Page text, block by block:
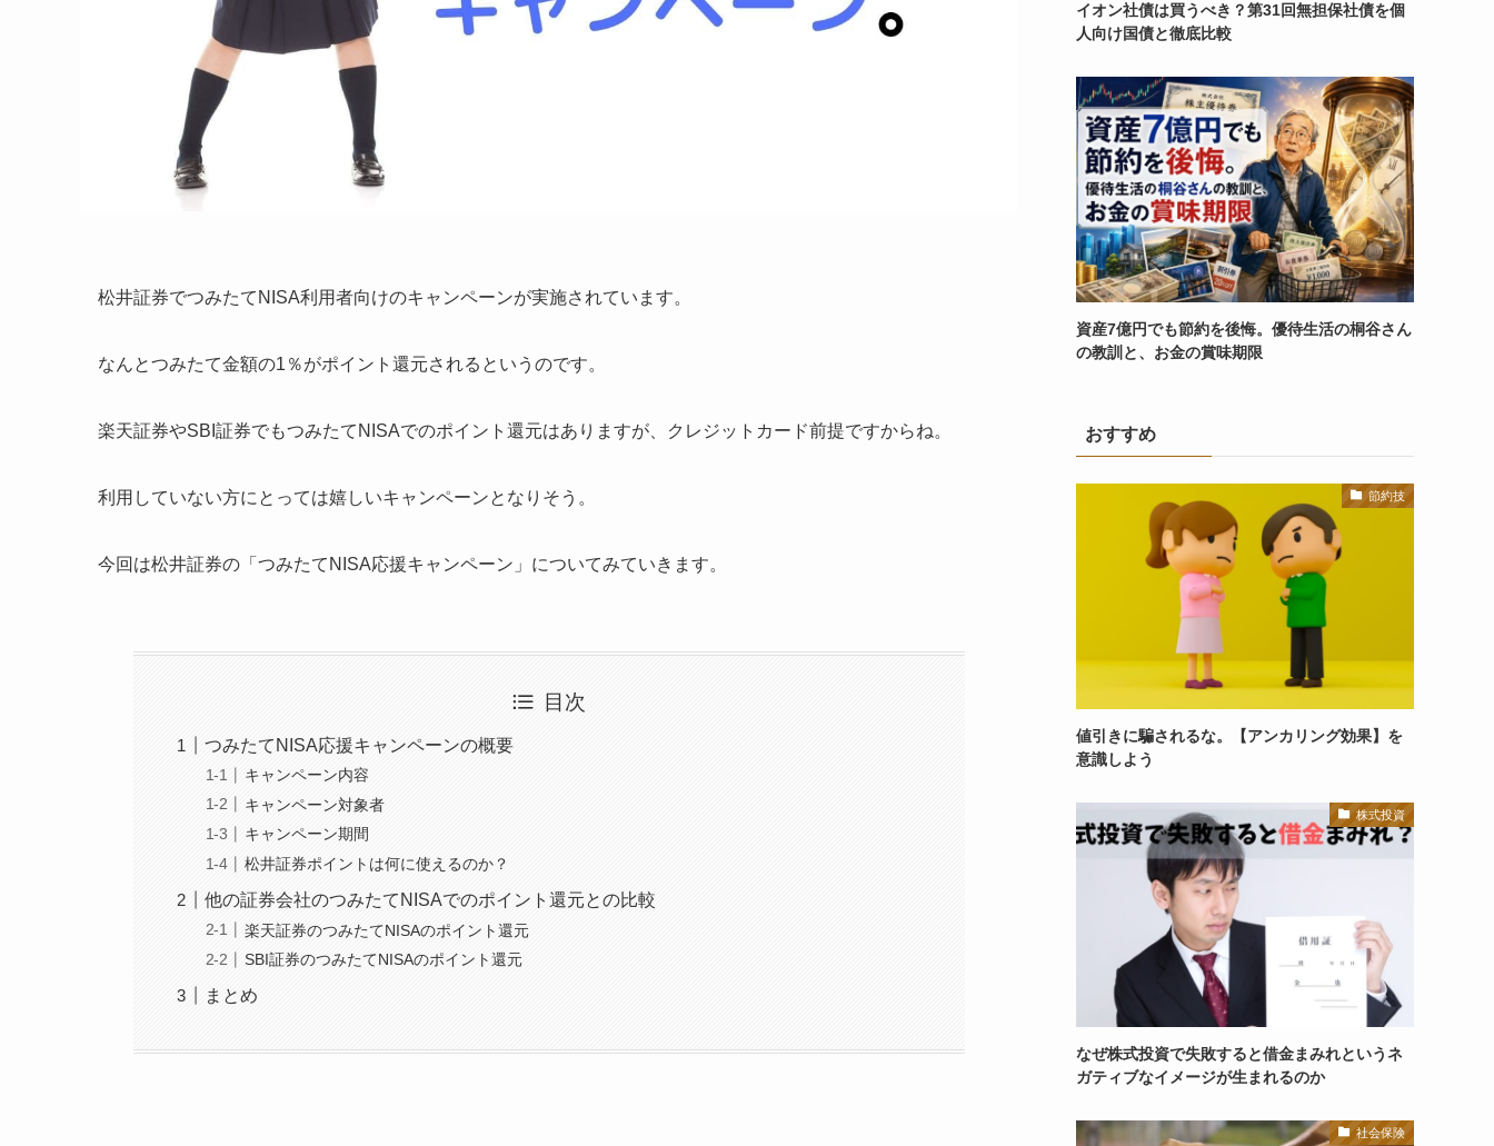
松井証券でつみたてNISA利用者向けのキャンペーンが実施されています。
なんとつみたて金額の1％がポイント還元されるというのです。
楽天証券やSBI証券でもつみたてNISAでのポイント還元はありますが、クレジットカード前提ですからね。
利用していない方にとっては嬉しいキャンペーンとなりそう。
今回は松井証券の「つみたてNISA応援キャンペーン」についてみていきます。
目次
つみたてNISA応援キャンペーンの概要
キャンペーン内容
キャンペーン対象者
キャンペーン期間
松井証券ポイントは何に使えるのか？
他の証券会社のつみたてNISAでのポイント還元との比較
楽天証券のつみたてNISAのポイント還元
SBI証券のつみたてNISAのポイント還元
まとめ
イオン社債は買うべき？第31回無担保社債を個
人向け国債と徹底比較
資産7億円でも節約を後悔。優待生活の桐谷さん
の教訓と、お金の賞味期限
おすすめ
節約技
値引きに騙されるな。【アンカリング効果】を
意識しよう
株式投資
なぜ株式投資で失敗すると借金まみれというネ
ガティブなイメージが生まれるのか
社会保険